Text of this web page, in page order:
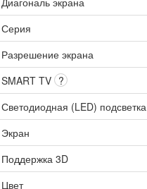
Серия
Разрешение экрана
SMART TV ?
Светодиодная (LED) подсветка
Экран
Поддержка 3D
Цвет